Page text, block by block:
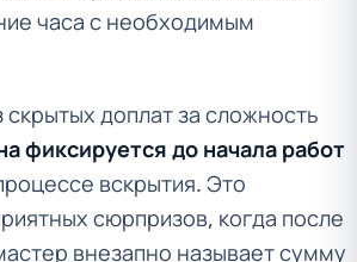
часа с необходимым
доплат за сложность
фиксируется до начала работ
вскрытия. Это
сюрпризов, когда после
внезапно называет сумму